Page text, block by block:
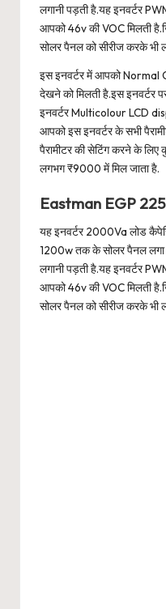
लगानी पड़ती है.यह इनवर्टर
आपको 46v की VOC मिलती
सोलर पैनल को सीरीज करके भी
इस इनवर्टर में आपको
देखने को मिलती है.इस इनवर्टर
इनवर्टर Multicolour LCD
आपको इस इनवर्टर के सभी
पैरामीटर की सेटिंग करने के
लगभग ₹9000 में मिल जाता है.
Eastman EGP
यह इनवर्टर 2000Va लोड
1200w तक के सोलर पैनल लगा
लगानी पड़ती है.यह इनवर्टर
आपको 46v की VOC मिलती
सोलर पैनल को सीरीज करके भी